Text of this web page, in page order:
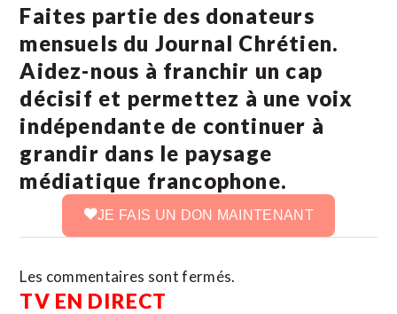
Faites partie des donateurs
mensuels du Journal Chrétien.
Aidez-nous à franchir un cap
décisif et permettez à une voix
indépendante de continuer à
grandir dans le paysage
médiatique francophone.
JE FAIS UN DON MAINTENANT
Les commentaires sont fermés.
TV EN DIRECT